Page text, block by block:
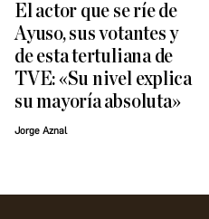
El actor que se ríe de
Ayuso, sus votantes y
de esta tertuliana de
TVE: «Su nivel explica
su mayoría absoluta»
Jorge Aznal